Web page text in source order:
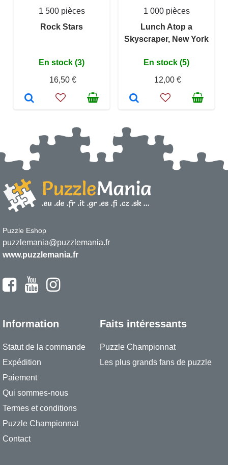
1 500 pièces
Rock Stars
En stock (3)
16,50 €
1 000 pièces
Lunch Atop a
Skyscraper, New York
En stock (5)
12,00 €
Puzzle Eshop
puzzlemania@puzzlemania.fr
www.puzzlemania.fr
Information
Statut de la commande
Expédition
Paiement
Qui sommes-nous
Termes et conditions
Puzzle Championnat
Contact
Faits intéressants
Puzzle Championnat
Les plus grands fans de puzzle